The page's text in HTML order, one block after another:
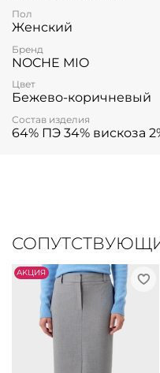
Пол
Женский
Бренд
NOCHE MIO
Цвет
Бежево-коричневый
Состав изделия
64% ПЭ 34% вискоза
АKЦИЯ